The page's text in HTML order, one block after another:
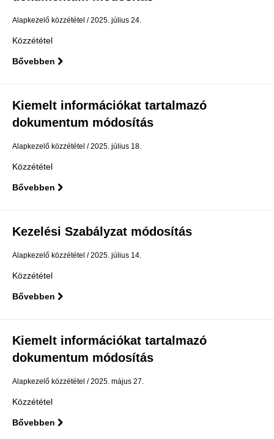
Alapkezelő közzététel 2025. július 24.
Közzététel
Bővebben
Kiemelt információkat tartalmazó
dokumentum módosítás
Alapkezelő közzététel 2025. július 18.
Közzététel
Bővebben
Kezelési Szabályzat módosítás
Alapkezelő közzététel 2025. július 14.
Közzététel
Bővebben
Kiemelt információkat tartalmazó
dokumentum módosítás
Alapkezelő közzététel 2025. május 27.
Közzététel
Bővebben